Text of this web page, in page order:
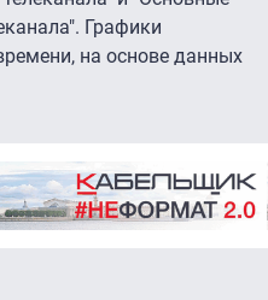
Графики
на основе данных